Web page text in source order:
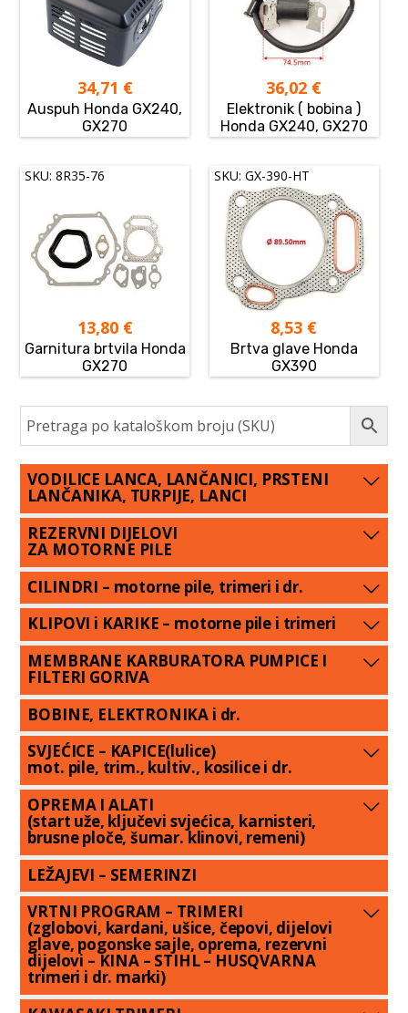
34,71 €
Auspuh Honda GX240,
GX270
36,02 €
Elektronik ( bobina )
Honda GX240, GX270
SKU: 8R35-76
13,80 €
Garnitura brtvila Honda
GX270
SKU: GX-390-HT
8,53 €
Brtva glave Honda
GX390
VODILICE LANCA, LANČANICI, PRSTENI
LANČANIKA, TURPIJE, LANCI
REZERVNI DIJELOVI
ZA MOTORNE PILE
CILINDRI – motorne pile, trimeri i dr.
KLIPOVI i KARIKE – motorne pile i trimeri
MEMBRANE KARBURATORA PUMPICE I
FILTERI GORIVA
BOBINE, ELEKTRONIKA i dr.
SVJEĆICE – KAPICE(lulice)
mot. pile, trim., kultiv., kosilice i dr.
OPREMA I ALATI
(start uže, ključevi svjećica, karnisteri,
brusne ploče, šumar. klinovi, remeni)
LEŽAJEVI – SEMERINZI
VRTNI PROGRAM – TRIMERI
(zglobovi, kardani, ušice, čepovi, dijelovi
glave, pogonske sajle, oprema, rezervni
dijelovi – KINA – STIHL – HUSQVARNA
trimeri i dr. marki)